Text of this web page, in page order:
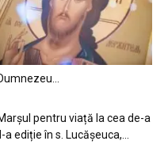
pentru viață la cea de-a
II-a ediție în s. Lucășeuca,...